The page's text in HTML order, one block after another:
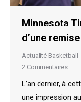
Minnesota
d’une
Actualité Basketball
2 Commentaires
L’an dernier, à
une impression